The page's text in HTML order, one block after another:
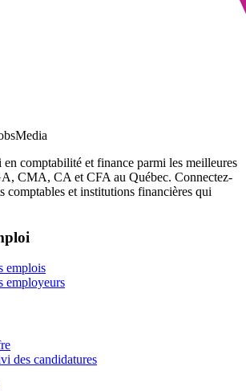
comptabilité et finance parmi les meilleures
CMA, CA et CFA au Québec. Connectez-
comptables et institutions financières qui
emplois
employeurs
des candidatures